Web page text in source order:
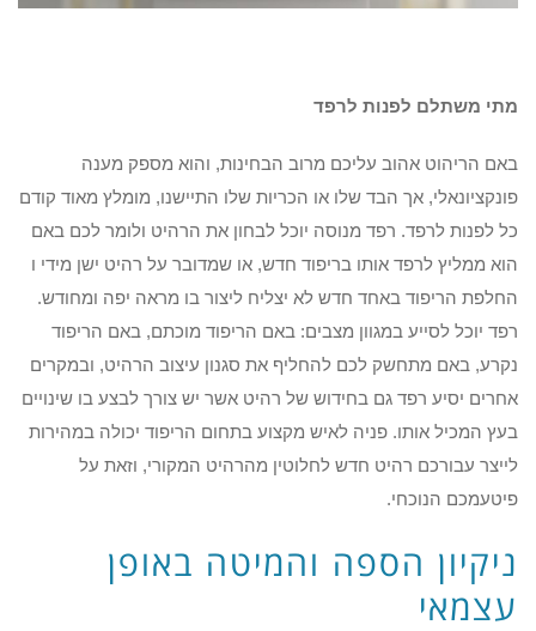
מתי משתלם לפנות לרפד
באם הריהוט אהוב עליכם מרוב הבחינות, והוא מספק מענה
פונקציונאלי, אך הבד שלו או הכריות שלו התיישנו, מומלץ מאוד קודם
כל לפנות לרפד. רפד מנוסה יוכל לבחון את הרהיט ולומר לכם באם
הוא ממליץ לרפד אותו בריפוד חדש, או שמדובר על רהיט ישן מידי ו
החלפת הריפוד באחד חדש לא יצליח ליצור בו מראה יפה ומחודש.
רפד יוכל לסייע במגוון מצבים: באם הריפוד מוכתם, באם הריפוד
נקרע, באם מתחשק לכם להחליף את סגנון עיצוב הרהיט, ובמקרים
אחרים יסיע רפד גם בחידוש של רהיט אשר יש צורך לבצע בו שינויים
בעץ המכיל אותו. פניה לאיש מקצוע בתחום הריפוד יכולה במהירות
לייצר עבורכם רהיט חדש לחלוטין מהרהיט המקורי, וזאת על
פיטעמכם הנוכחי.
ניקיון הספה והמיטה באופן
עצמאי